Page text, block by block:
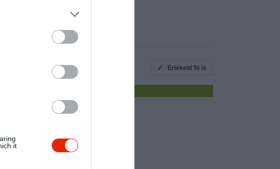
it
Értékeld Te is